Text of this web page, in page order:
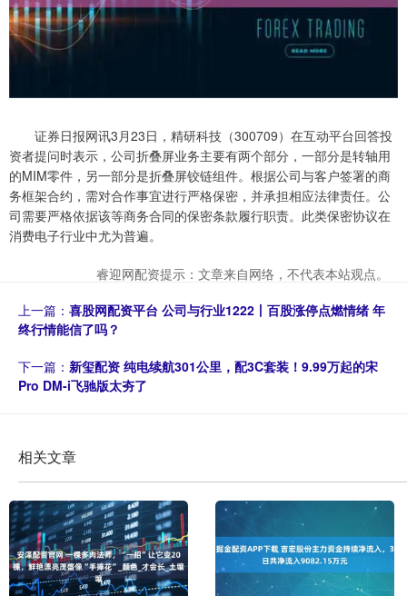
证券日报网讯3月23日，精研科技（300709）在互动平台回答投
资者提问时表示，公司折叠屏业务主要有两个部分，一部分是转轴用
的MIM零件，另一部分是折叠屏铰链组件。根据公司与客户签署的商
务框架合约，需对合作事宜进行严格保密，并承担相应法律责任。公
司需要严格依据该等商务合同的保密条款履行职责。此类保密协议在
消费电子行业中尤为普遍。
睿迎网配资提示：文章来自网络，不代表本站观点。
上一篇： 喜股网配资平台 公司与行业1222丨百股涨停点燃情绪 年
终行情能信了吗？
下一篇： 新玺配资 纯电续航301公里，配3C套装！9.99万起的宋
Pro DM-i飞驰版太夯了
相关文章